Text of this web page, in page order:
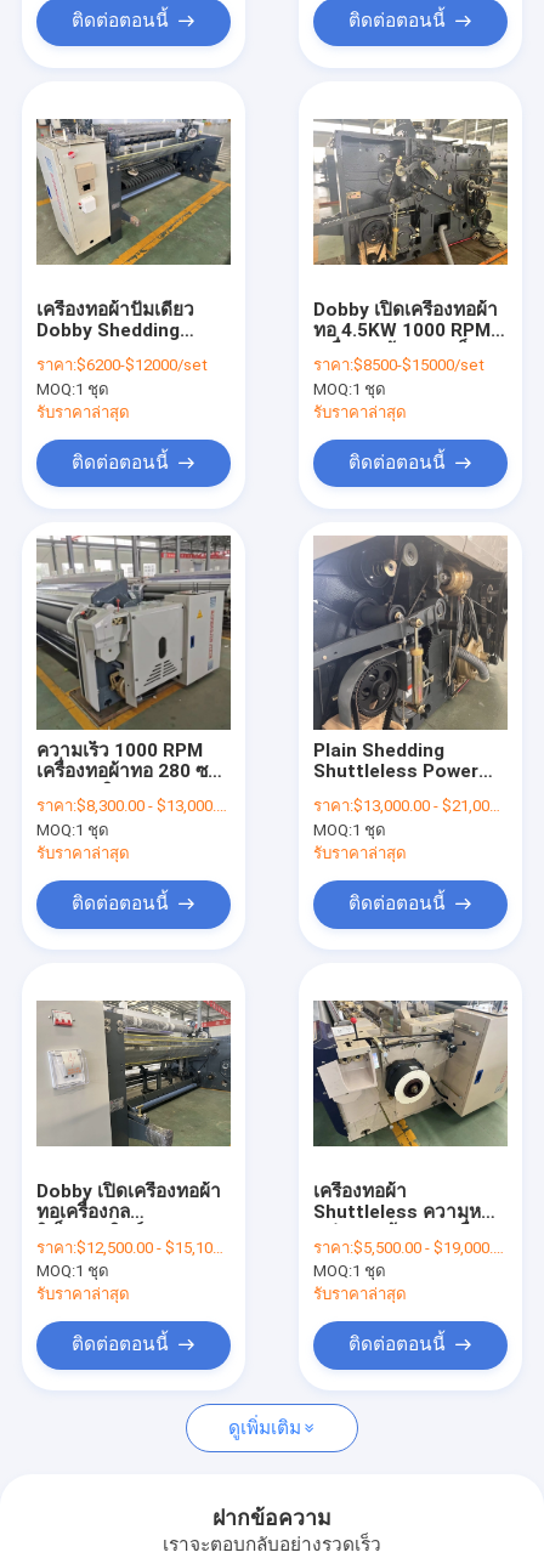
ผลิตภัณฑ์
เกี่ยวกับเรา
ติดต่อเรา
เครื่องทอผ้า
แอร์ เจ็ท ลูมส์
เครื่องทอผ้า
Water Jet Looms อะไหล่
เครื่องทอผ้า
อิเล็กทรอนิกส์ Dobby Loom
เครื่องจักรไม่ทอ
เครื่องทอผ้าขนาดเล็ก
เครื่องทอผ้าแอร์เจ็ท
เครื่องทอผ้าความเร็วสูง
เครื่องทอผ้าดำน้ำ
ติดต่อตอนนี้ ติดต่อตอนนี้
เครื่องทอผ้าปั๊มเดี่ยว
Dobby Shedding
Jet Power Loom
ราคา:$6200-$12000/set
MOQ:1 ชุด
รับราคาล่าสุด
ติดต่อตอนนี้
Dobby เปิดเครื่องทอผ้า
ทอ 4.5KW 1000 RPM
ราคา:$8500-$15000/set
MOQ:1 ชุด
รับราคาล่าสุด
ติดต่อตอนนี้
ความเร็ว 1000 RPM
เครื่องทอผ้าทอ 280 ซม.
สิ่งทอ Machine
ราคา:$8,300.00 - $13,000.00/sets
MOQ:1 ชุด
รับราคาล่าสุด
ติดต่อตอนนี้
Plain Shedding
Shuttleless Power
เครื่องทอผ้าสิ่งทอ
230cm
ราคา:$13,000.00 - $21,000.00/sets
MOQ:1 ชุด
รับราคาล่าสุด
ติดต่อตอนนี้
Dobby เปิดเครื่องทอผ้า
ทอเครื่องกล
Water Jet Loom
ราคา:$12,500.00 - $15,100.00/sets
MOQ:1 ชุด
รับราคาล่าสุด
ติดต่อตอนนี้
เครื่องทอผ้า
Shuttleless ความหนา
ทอผ้า 1000 รอบต่อนาที
ราคา:$5,500.00 - $19,000.00/sets
MOQ:1 ชุด
รับราคาล่าสุด
ติดต่อตอนนี้
ดูเพิ่มเติม
ฝากข้อความ
เราจะตอบกลับอย่างรวดเร็ว